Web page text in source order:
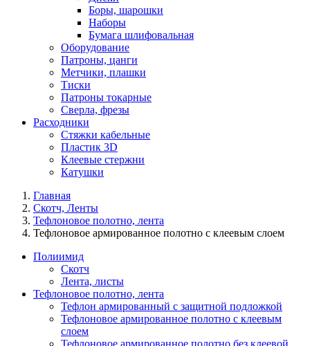
Боры, шарошки
Наборы
Бумага шлифовальная
Оборудование
Патроны, цанги
Метчики, плашки
Тиски
Патроны токарные
Сверла, фрезы
Расходники
Стяжки кабельные
Пластик 3D
Клеевые стержни
Катушки
Главная
Скотч, Ленты
Тефлоновое полотно, лента
Тефлоновое армированное полотно с клеевым слоем
Полиимид
Скотч
Лента, листы
Тефлоновое полотно, лента
Тефлон армированный с защитной подложкой
Тефлоновое армированное полотно с клеевым
слоем
Тефлоновое армированное полотно без клеевой